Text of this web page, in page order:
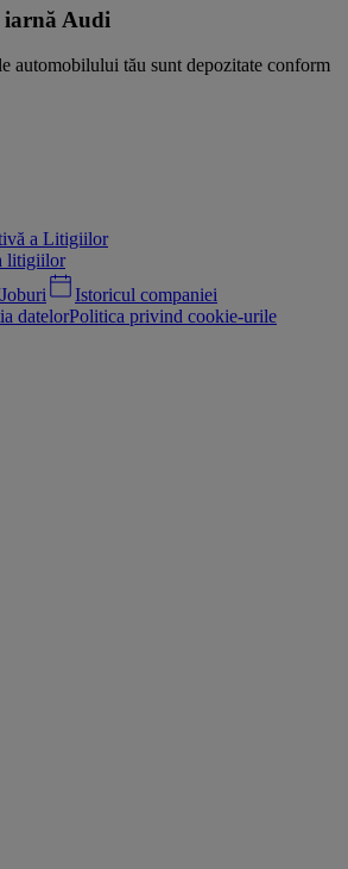
iarnă Audi
automobilului tău sunt depozitate conform
Istoricul companiei
datelorPolitica privind cookie-urile